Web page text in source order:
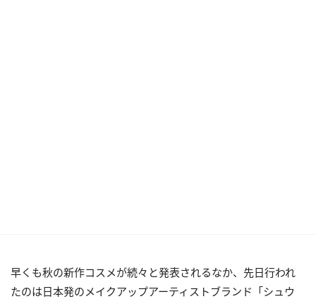
早くも秋の新作コスメが続々と発表されるなか、先日行われ
たのは日本発のメイクアップアーティストブランド「シュウ